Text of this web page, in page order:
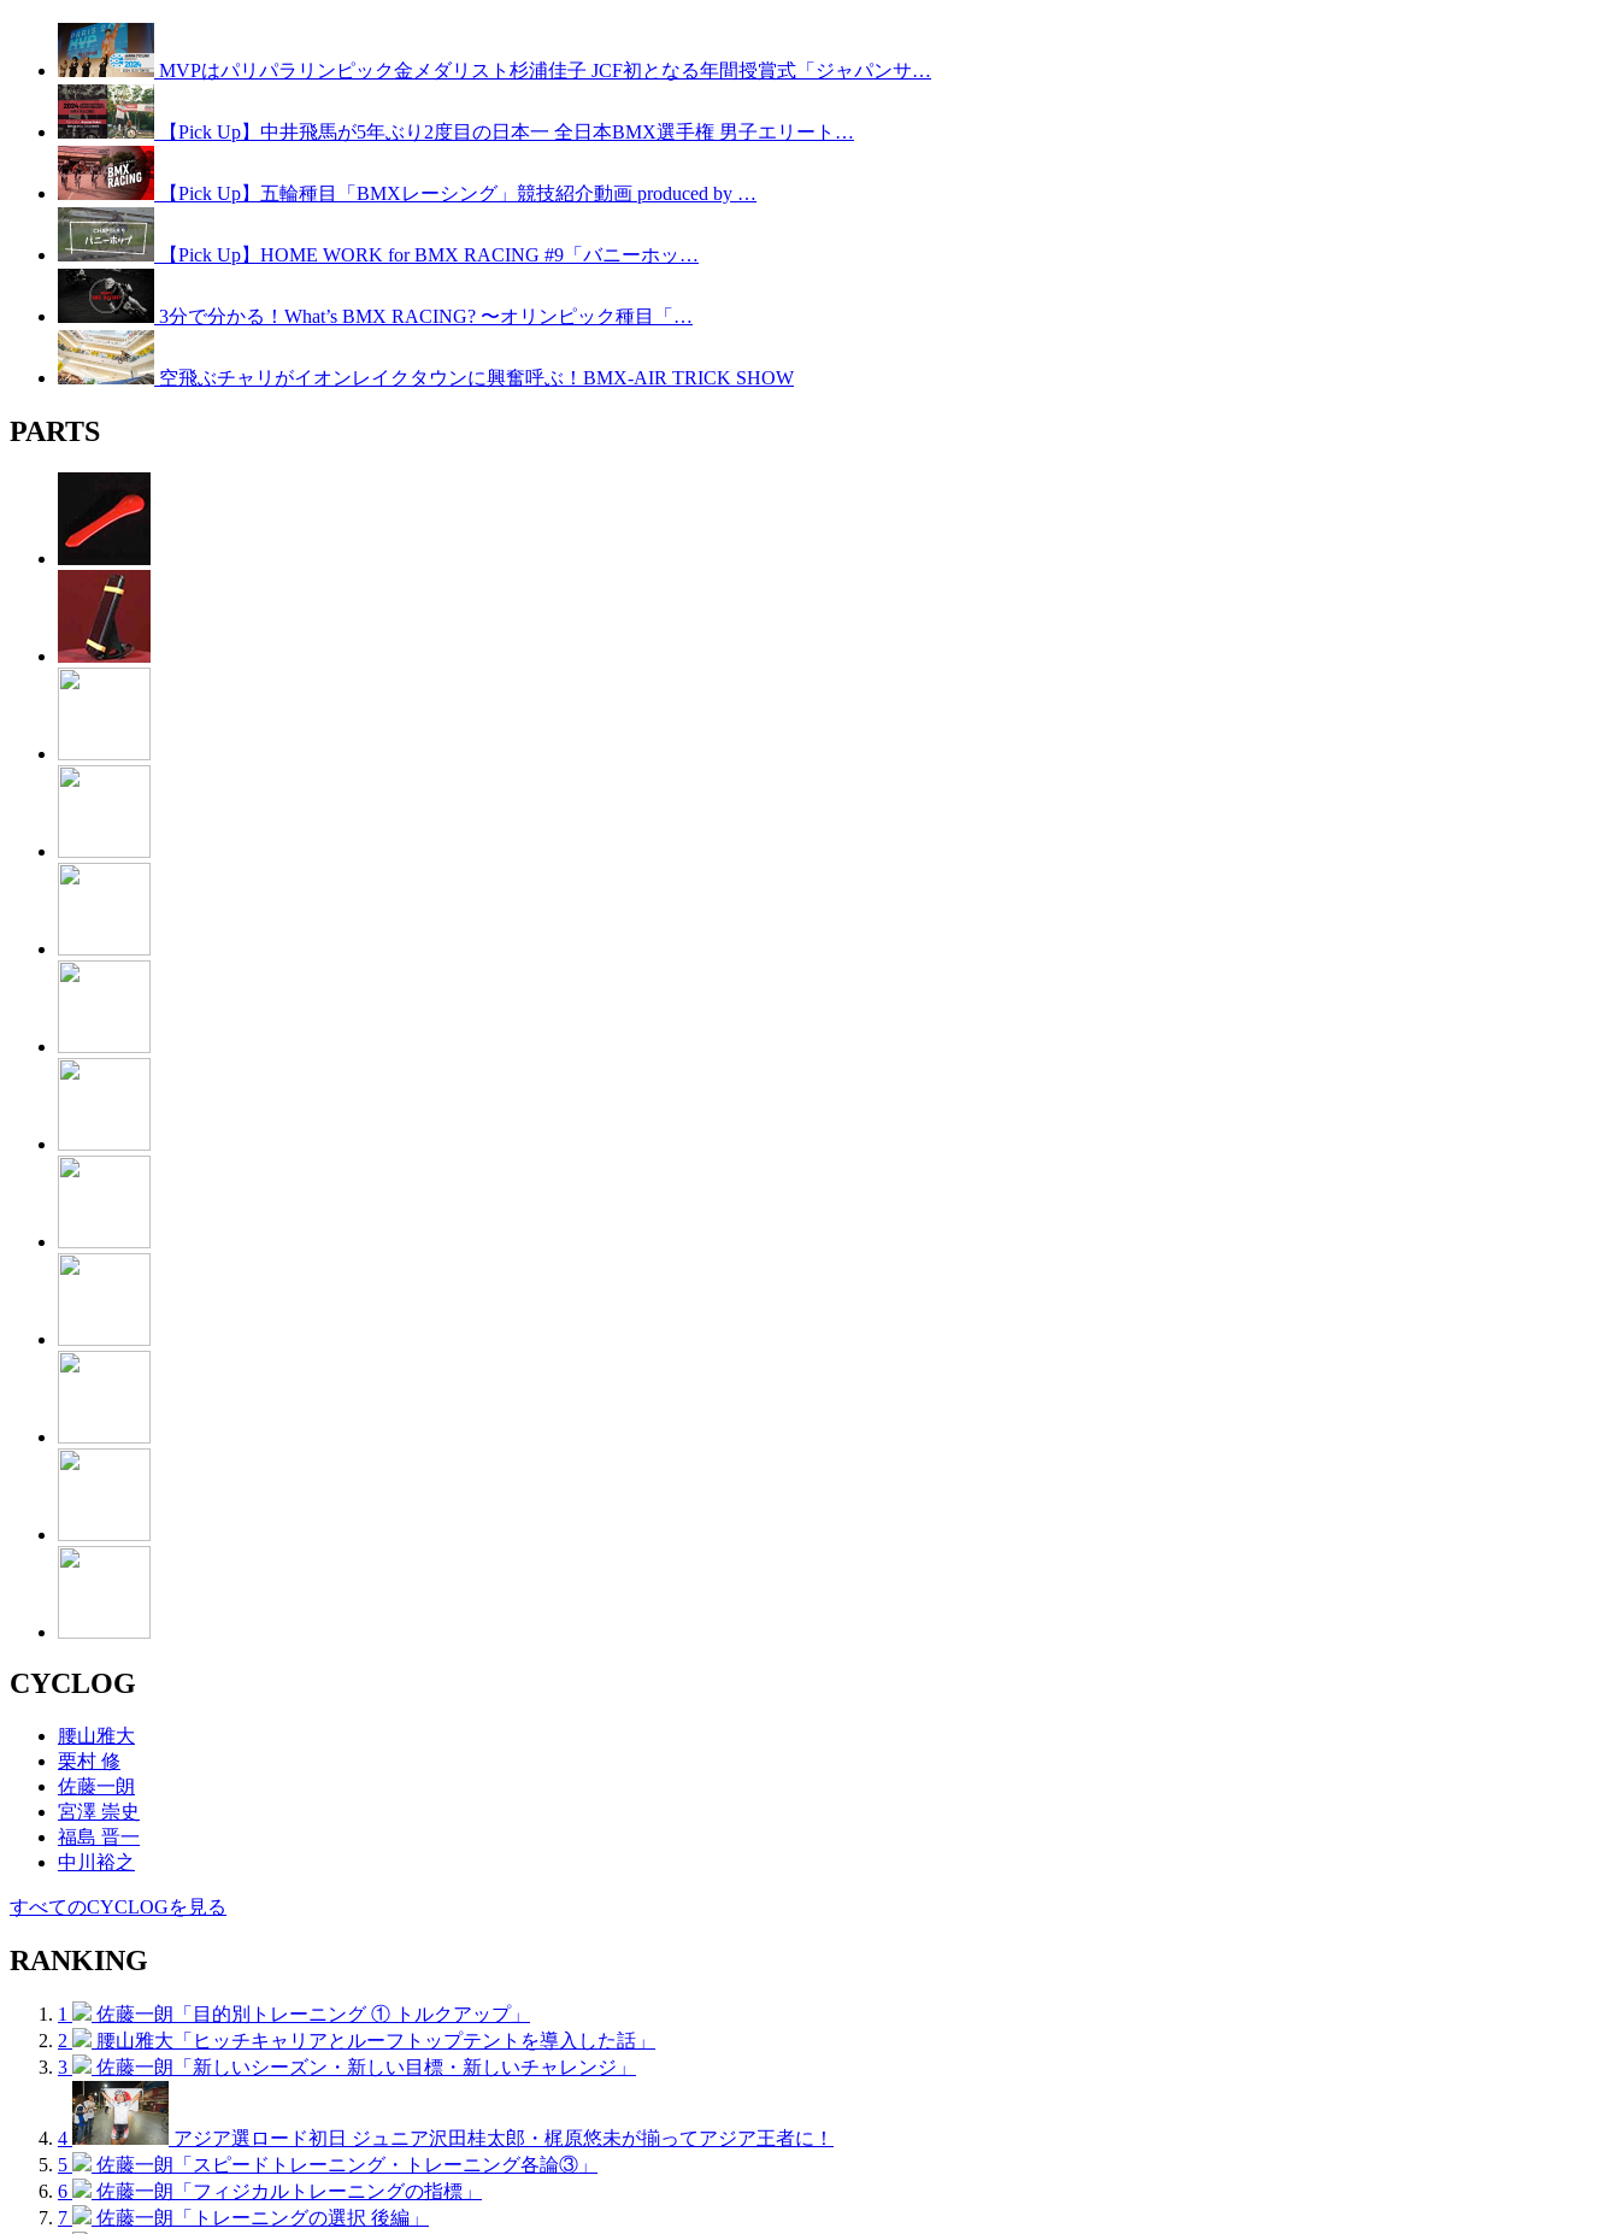
MVPはパリパラリンピック金メダリスト杉浦佳子 JCF初となる年間授賞式「ジャパンサ…
【Pick Up】中井飛馬が5年ぶり2度目の日本一 全日本BMX選手権 男子エリート…
【Pick Up】五輪種目「BMXレーシング」競技紹介動画 produced by …
【Pick Up】HOME WORK for BMX RACING #9「バニーホッ…
3分で分かる！What’s BMX RACING? 〜オリンピック種目「…
空飛ぶチャリがイオンレイクタウンに興奮呼ぶ！BMX-AIR TRICK SHOW
PARTS
CYCLOG
腰山雅大
栗村 修
佐藤一朗
宮澤 崇史
福島 晋一
中川裕之
すべてのCYCLOGを見る
RANKING
1
佐藤一朗「目的別トレーニング ① トルクアップ」
2
腰山雅大「ヒッチキャリアとルーフトップテントを導入した話」
3
佐藤一朗「新しいシーズン・新しい目標・新しいチャレンジ」
4
アジア選ロード初日 ジュニア沢田桂太郎・梶原悠未が揃ってアジア王者に！
5
佐藤一朗「スピードトレーニング・トレーニング各論③」
6
佐藤一朗「フィジカルトレーニングの指標」
7
佐藤一朗「トレーニングの選択 後編」